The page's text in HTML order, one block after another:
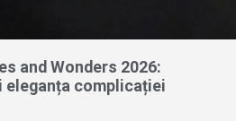
and Wonders 2026:
complicației